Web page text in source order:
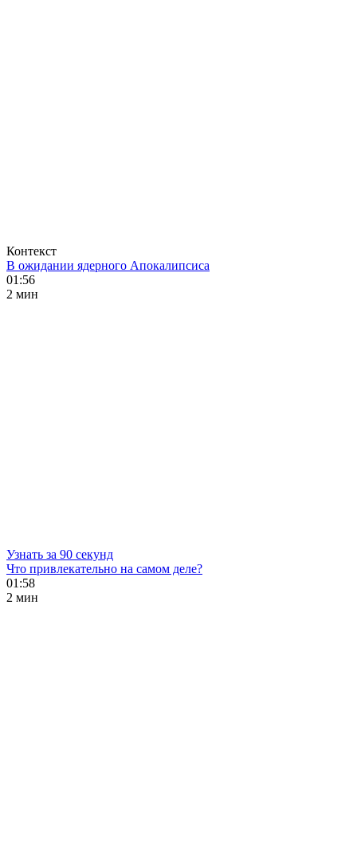
Контекст
В ожидании ядерного Апокалипсиса
01:56
2 мин
Узнать за 90 секунд
Что привлекательно на самом деле?
01:58
2 мин